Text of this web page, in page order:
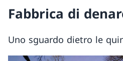
Fabbrica di
Uno sguardo dietro le